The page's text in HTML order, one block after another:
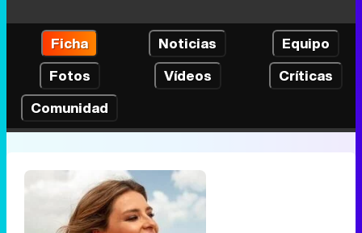
Ficha Noticias
Equipo
Fotos
Vídeos
Críticas
Comunidad